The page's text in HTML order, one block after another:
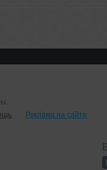
Реклама на сайте